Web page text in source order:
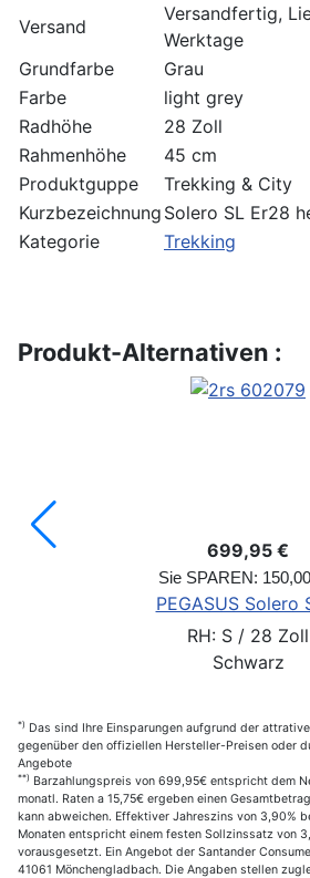
Versand
Versandfertig,
Werktage
Grundfarbe
Grau
Farbe
light grey
Radhöhe
28 Zoll
Rahmenhöhe
45 cm
Produktguppe
Trekking & City
Kurzbezeichnung Solero SL Er28
Kategorie
Trekking
Produkt-Alternativen :
699,95 €
Sie SPAREN:
PEGASUS Solero
RH: S / 28 Zoll
Schwarz
*) Das sind Ihre Einsparungen aufgrund der
gegenüber den offiziellen Hersteller-Preisen oder
Angebote
**) Barzahlungspreis von 699,95€ entspricht dem
monatl. Raten a 15,75€ ergeben einen
kann abweichen. Effektiver Jahreszins von 3,90%
Monaten entspricht einem festen Sollzinssatz von
vorausgesetzt. Ein Angebot der Santander
41061 Mönchengladbach. Die Angaben stellen